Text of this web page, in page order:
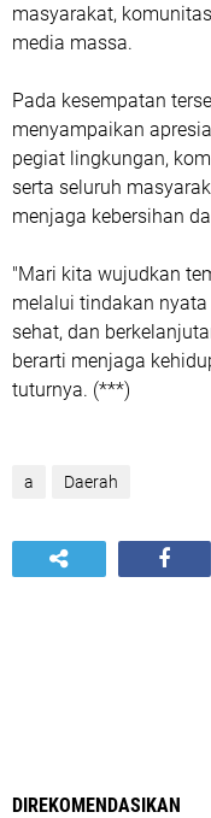
masyarakat,
media massa.
Pada kesempatan
menyampaikan
pegiat lingkungan,
serta seluruh
menjaga kebersihan
"Mari kita wujudkan
melalui tindakan
sehat, dan
berarti menjaga
tuturnya. (***)
a Daerah
DIREKOMENDASIKAN